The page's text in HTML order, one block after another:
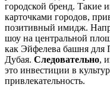
городской бренд. Такие
карточками городов,
позитивный имидж.
шоу на центральной
как Эйфелева башня
Дубая. Следовательно,
это инвестиции в
привлекательность.